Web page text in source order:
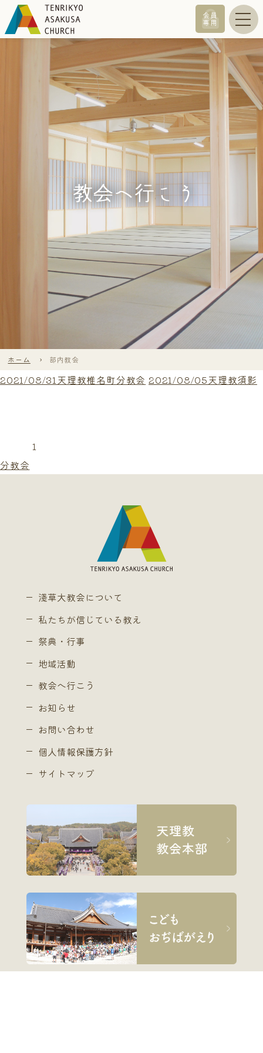
会員
専用
ホーム 部内教会
2021/08/31天理教椎名町分教会 2021/08/05天理教須影
分教会
1
淺草大教会について
私たちが信じている教え
祭典・行事
地域活動
教会へ行こう
お知らせ
お問い合わせ
個人情報保護方針
サイトマップ